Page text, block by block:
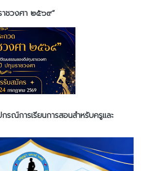
าชวงศา ๒๕๖๙”
รณ์การเรียนการสอนสำหรับครูและ